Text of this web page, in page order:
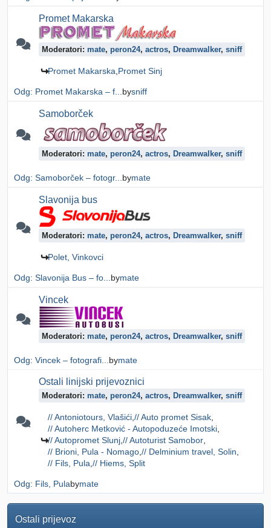
Promet Makarska
Moderatori: mate, peron24, actros, Dreamwalker, sniff
Promet Makarska Promet Sinj
Odg: Promet Makarska – f... bysniff
Samoborček
Moderatori: mate, peron24, actros, Dreamwalker, sniff
Odg: Samoborček – fotogr... bymate
Slavonija bus
Moderatori: mate, peron24, actros, Dreamwalker, sniff
Polet, Vinkovci
Odg: Slavonija Bus – fo... bymate
Vincek
Moderatori: mate, peron24, actros, Dreamwalker, sniff
Odg: Vincek – fotografi... bymate
Ostali linijski prijevoznici
Moderatori: mate, peron24, actros, Dreamwalker, sniff
// Antoniotours, Vlašići // Auto promet Sisak
// Autoherc Metković - Autopoduzeće Imotski
// Autopromet Slunj // Autoturist Samobor
// Brioni, Pula - Nomago // Delminium travel, Solin
// Fils, Pula // Hiems, Split
Odg: Fils, Pulabymate
Ostali prijevoz